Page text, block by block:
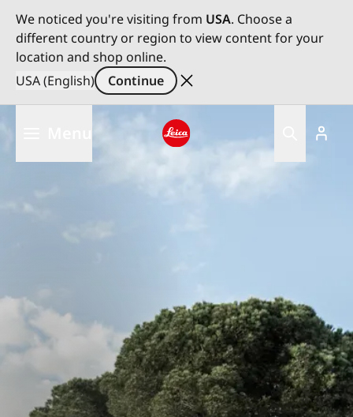
We noticed you're visiting from USA. Choose a
different country or region to view content for your
location and shop online.
USA (English)
Continue
Leica logo - Home